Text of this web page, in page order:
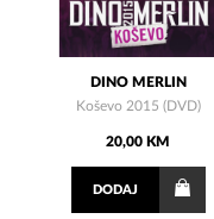
DINO MERLIN
Koševo 2015 (DVD)
20,00 KM
DODAJ